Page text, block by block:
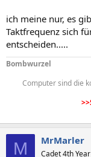
ich meine nur, es
Taktfrequenz sich
entscheiden.....
Bombwurzel
Computer sind die
M MrMarler
Cadet 4th Year